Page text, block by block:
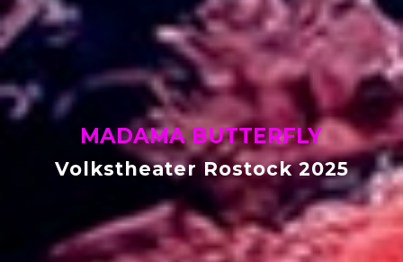
MADAMA BUTTERFLY
Volkstheater Rostock 2025